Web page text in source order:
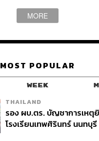
MORE
MOST POPULAR
WEEK
THAILAND
รอง ผบ.ตร. บัญชาการเหตุ
โรงเรียนเทพศิรินทร์ นนทบุ